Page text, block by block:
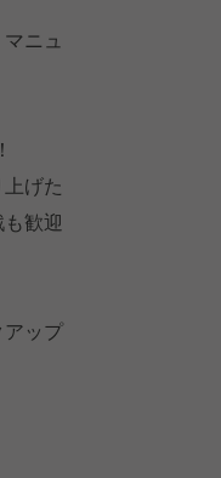
ニュ
げた
歓迎
ップ